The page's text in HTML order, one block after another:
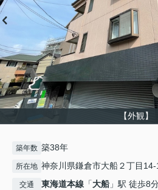
【外観】
築年数 築38年
所在地 神奈川県鎌倉市大船２丁目14-
交通 東海道本線 「大船」駅 徒歩8